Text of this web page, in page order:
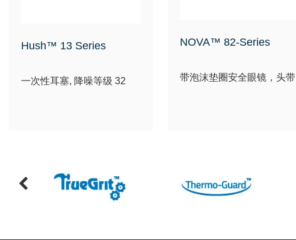
Hush™ 13 Series
一次性耳塞, 降噪等级 32
NOVA™ 82-Series
带泡沫垫圈安全眼镜，头带